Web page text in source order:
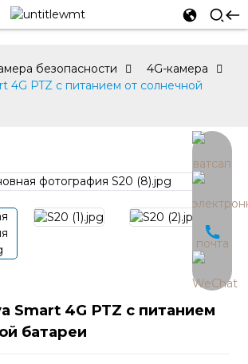
безопасности
4G-камера
4G PTZ с питанием от солнечной
Smart 4G PTZ с питанием
батареи